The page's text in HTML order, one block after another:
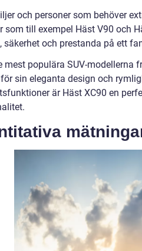
och personer som behöver
som till exempel Häst V90 och
säkerhet och prestanda på ett
mest populära SUV-modellerna
sin eleganta design och
är Häst XC90 en